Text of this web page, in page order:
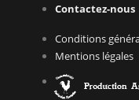
Contactez-nous
Conditions
Mentions légales